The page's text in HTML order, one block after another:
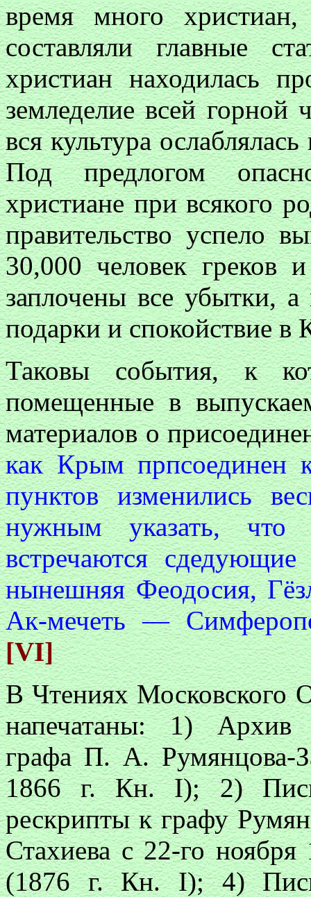
время много христиан,
составляли главные
христиан находилась
земледелие всей
вся культура
Под предлогом
христиане при всякого
правительство успело
30,000 человек греков
заплочены все убытки,
подарки и спокойствие в
Таковы события, к
помещенные в
материалов о
как Крым прпсоединен
пунктов изменились
нужным указать, что
встречаются
нынешняя Феодосия,
Ак-мечеть —
[VI]
В Чтениях Московского
напечатаны: 1) Архив
графа П. А. Румянцова-
1866 г. Кн. I); 2)
рескрипты к графу
Стахиева с 22-го
(1876 г. Кн. I); 4)